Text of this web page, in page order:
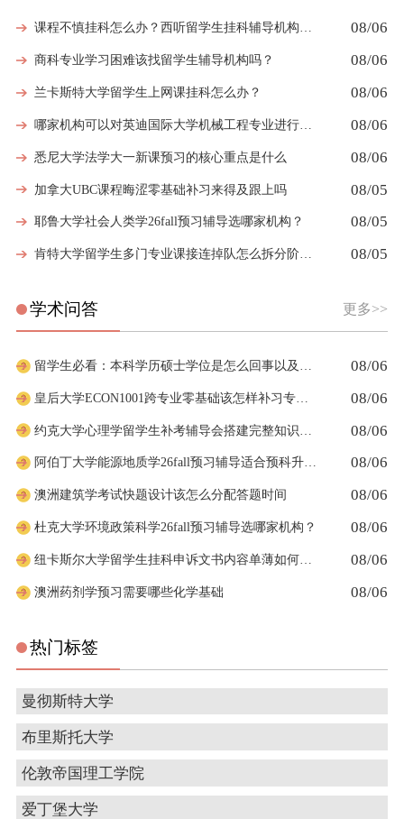
课程不慎挂科怎么办？西听留学生挂科辅导机构教你如何高效挽救GPA 08/06
商科专业学习困难该找留学生辅导机构吗？ 08/06
兰卡斯特大学留学生上网课挂科怎么办？ 08/06
哪家机构可以对英迪国际大学机械工程专业进行留学生挂科辅导？ 08/06
悉尼大学法学大一新课预习的核心重点是什么 08/06
加拿大UBC课程晦涩零基础补习来得及跟上吗 08/05
耶鲁大学社会人类学26fall预习辅导选哪家机构？ 08/05
肯特大学留学生多门专业课接连掉队怎么拆分阶段性补习计划 08/05
学术问答 更多>>
08/06
皇后大学ECON1001跨专业零基础该怎样补习专业课 08/06
08/06
阿伯丁大学能源地质学26fall预习辅导适合预科升本科吗 08/06
澳洲建筑学考试快题设计该怎么分配答题时间 08/06
杜克大学环境政策科学26fall预习辅导选哪家机构？ 08/06
纽卡斯尔大学留学生挂科申诉文书内容单薄如何充实材料 08/06
澳洲药剂学预习需要哪些化学基础 08/06
热门标签
曼彻斯特大学
布里斯托大学
伦敦帝国理工学院
爱丁堡大学